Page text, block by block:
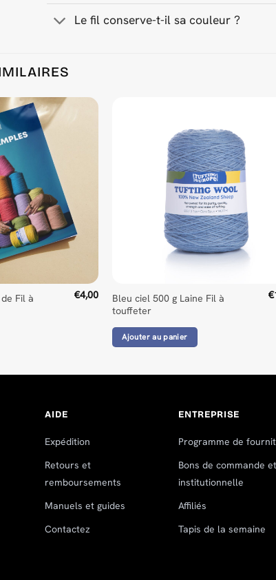
Le fil conserve-t-il sa couleur ?
:) @conradicreates
06:32:24 GMT+0000 (Coordinated Universal Time)
Wool Tufting Yarn
GMT+0000 (Coordinated Universal Time)
Fil à
€4,00
Bleu ciel 500 g Laine Fil à
touffeter
€
Ajouter au panier
AIDE
Expédition
Retours et
remboursements
Manuels et guides
Contactez
ENTREPRISE
Programme de
Bons de commande
institutionnelle
Affiliés
Tapis de la semaine